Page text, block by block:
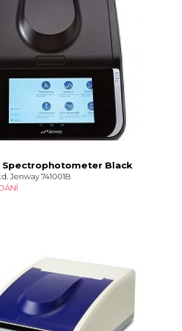
Spectrophotometer Black
Jenway 741001B